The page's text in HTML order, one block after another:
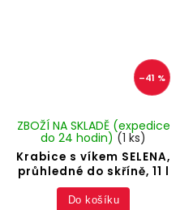
–41 %
Krabice s víkem SELENA,
průhledné do skříně, 11 l
ZBOŽÍ NA SKLADĚ (expedice
do 24 hodin) (1 ks)
Do košíku